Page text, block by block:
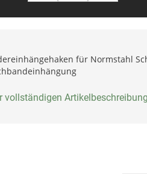
für Normstahl
vollständigen Artikelbeschreibung